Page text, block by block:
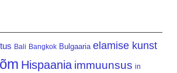
Bali Bangkok Bulgaaria elamise kunst
Hispaania immuunsus in